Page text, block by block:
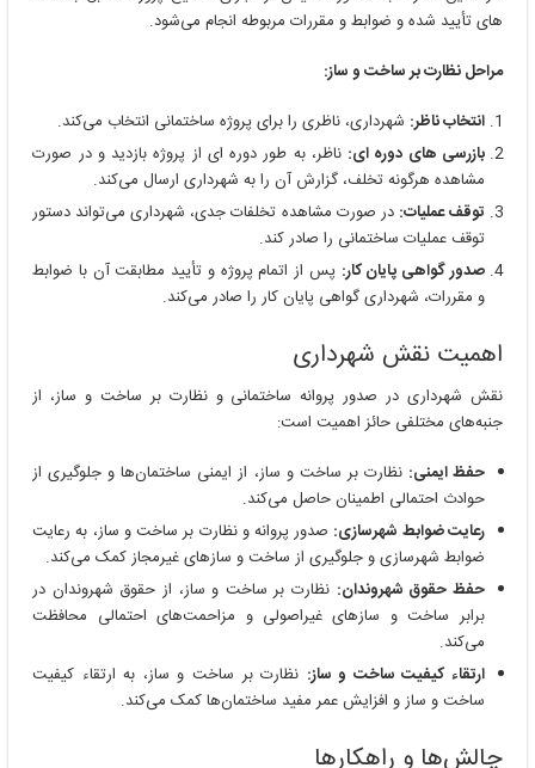
های تأیید شده و ضوابط و مقررات مربوطه انجام می‌شود.
مراحل نظارت بر ساخت و ساز:
انتخاب ناظر: شهرداری، ناظری را برای پروژه ساختمانی انتخاب می‌کند.
بازرسی های دوره ای: ناظر، به طور دوره ای از پروژه بازدید و در صورت
مشاهده هرگونه تخلف، گزارش آن را به شهرداری ارسال می‌کند.
توقف عملیات: در صورت مشاهده تخلفات جدی، شهرداری می‌تواند دستور
توقف عملیات ساختمانی را صادر کند.
صدور گواهی پایان کار: پس از اتمام پروژه و تأیید مطابقت آن با ضوابط
و مقررات، شهرداری گواهی پایان کار را صادر می‌کند.
اهمیت نقش شهرداری
نقش شهرداری در صدور پروانه ساختمانی و نظارت بر ساخت و ساز، از
جنبه‌های مختلفی حائز اهمیت است:
حفظ ایمنی: نظارت بر ساخت و ساز، از ایمنی ساختمان‌ها و جلوگیری از
حوادث احتمالی اطمینان حاصل می‌کند.
رعایت ضوابط شهرسازی: صدور پروانه و نظارت بر ساخت و ساز، به رعایت
ضوابط شهرسازی و جلوگیری از ساخت و سازهای غیرمجاز کمک می‌کند.
حفظ حقوق شهروندان: نظارت بر ساخت و ساز، از حقوق شهروندان در
برابر ساخت و سازهای غیراصولی و مزاحمت‌های احتمالی محافظت
می‌کند.
ارتقاء کیفیت ساخت و ساز: نظارت بر ساخت و ساز، به ارتقاء کیفیت
ساخت و ساز و افزایش عمر مفید ساختمان‌ها کمک می‌کند.
چالش‌ها و راهکارها